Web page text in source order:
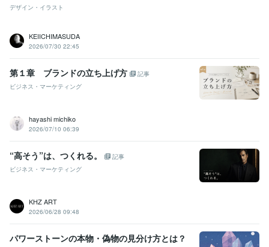
デザイン・イラスト
KEIICHIMASUDA
2026/07/30 22:45
第１章 ブランドの立ち上げ方
記事
ビジネス・マーケティング
hayashi michiko
2026/07/10 06:39
“高そう”は、つくれる。
記事
ビジネス・マーケティング
KHZ ART
2026/06/28 09:48
パワーストーンの本物・偽物の見分け方とは？